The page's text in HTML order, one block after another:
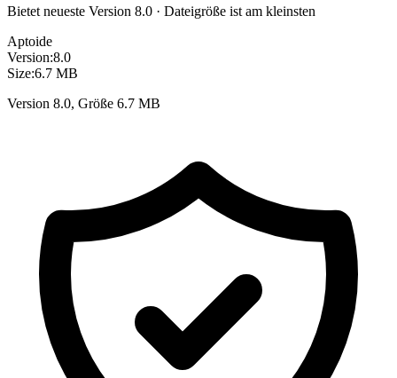
Bietet neueste Version 8.0 · Dateigröße ist am kleinsten
Aptoide
Version:8.0
Size:6.7 MB
Version 8.0, Größe 6.7 MB